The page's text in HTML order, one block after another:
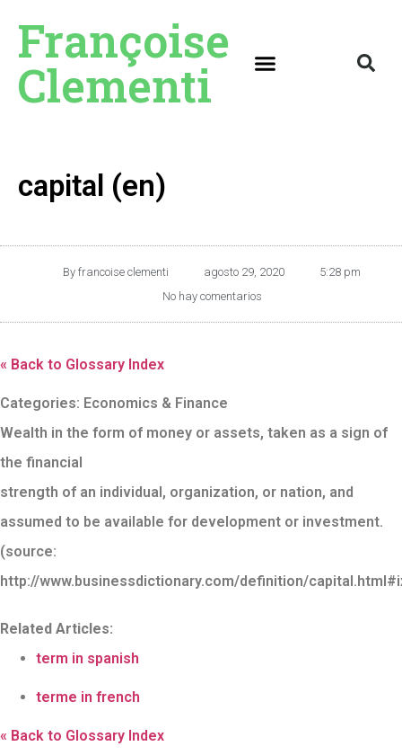
Françoise
Clementi
capital (en)
By francoise clementi agosto 29, 2020
5:28 pm
No hay comentarios
« Back to Glossary Index
Categories: Economics & Finance
Wealth in the form of money or assets, taken as a sign of
the financial
strength of an individual, organization, or nation, and
assumed to be available for development or investment.
(source:
http://www.businessdictionary.com/definition/
Related Articles:
term in spanish
terme in french
« Back to Glossary Index